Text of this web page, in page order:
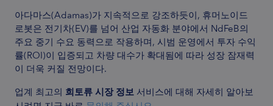
아다마스(Adamas)가 지속적으로 강조하듯이, 휴머노이드
로봇은 전기차(EV)를 넘어 산업 자동화 분야에서 NdFeB의
주요 중기 수요 동력으로 작용하며, 시범 운영에서 투자 수익
률(ROI)이 입증되고 차량 대수가 확대됨에 따라 성장 잠재력
이 더욱 커질 전망이다.
업계 최고의 희토류 시장 정보 서비스에 대해 자세히 알아보